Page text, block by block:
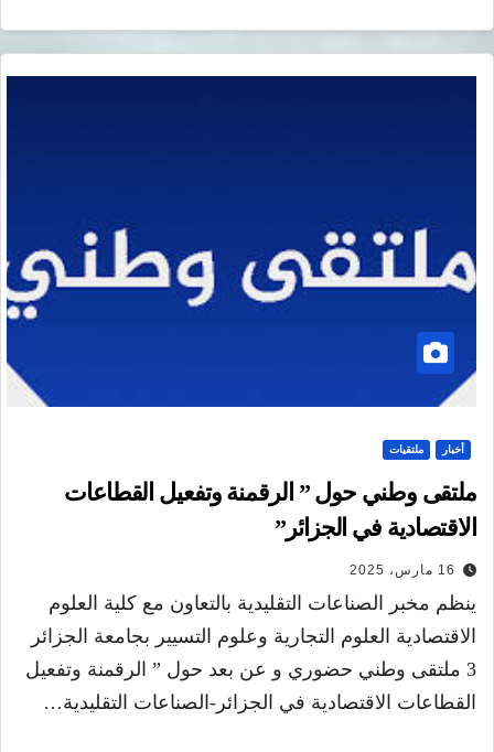
أخبار ملتقيات
ملتقى وطني حول ” الرقمنة وتفعيل القطاعات
الاقتصادية في الجزائر”
16 مارس، 2025
ينظم مخبر الصناعات التقليدية بالتعاون مع كلية العلوم
الاقتصادية العلوم التجارية وعلوم التسيير بجامعة الجزائر
3 ملتقى وطني حضوري و عن بعد حول ” الرقمنة وتفعيل
القطاعات الاقتصادية في الجزائر-الصناعات التقليدية…